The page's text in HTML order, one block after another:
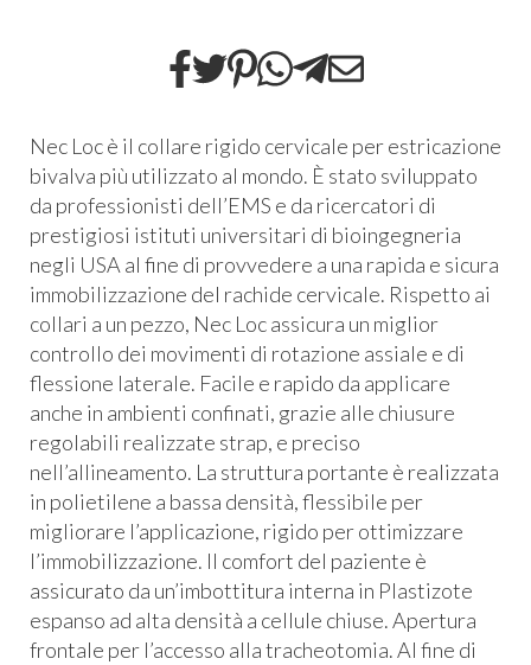
Nec Loc è il collare rigido cervicale per estricazione
bivalva più utilizzato al mondo. È stato sviluppato
da professionisti dell’EMS e da ricercatori di
prestigiosi istituti universitari di bioingegneria
negli USA al fine di provvedere a una rapida e sicura
immobilizzazione del rachide cervicale. Rispetto ai
collari a un pezzo, Nec Loc assicura un miglior
controllo dei movimenti di rotazione assiale e di
flessione laterale. Facile e rapido da applicare
anche in ambienti confinati, grazie alle chiusure
regolabili realizzate strap, e preciso
nell’allineamento. La struttura portante è realizzata
in polietilene a bassa densità, flessibile per
migliorare l’applicazione, rigido per ottimizzare
l’immobilizzazione. Il comfort del paziente è
assicurato da un’imbottitura interna in Plastizote
espanso ad alta densità a cellule chiuse. Apertura
frontale per l’accesso alla tracheotomia. Al fine di